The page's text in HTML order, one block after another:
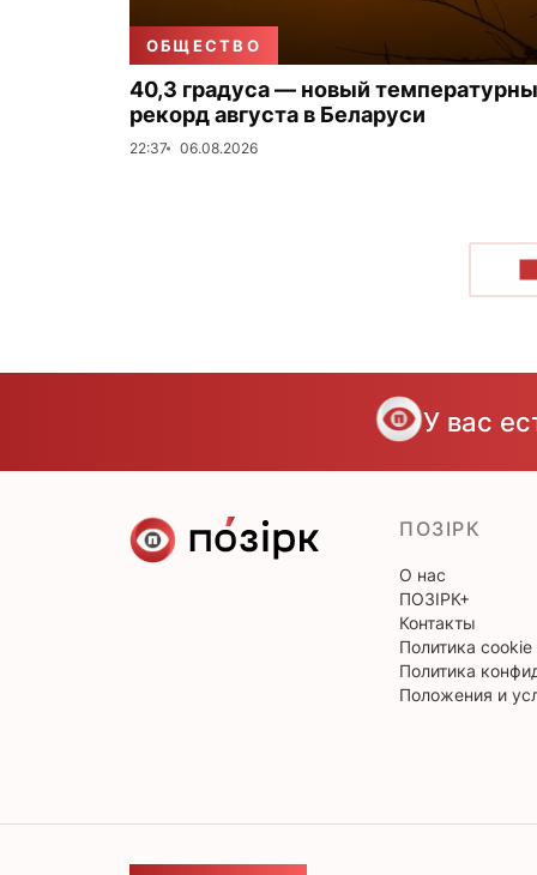
ОБЩЕСТВО
40,3 градуса — новый
рекорд августа в Беларуси
22:37 06.08.2026
У вас
ПОЗІРК
О нас
ПОЗІРК+
Контакты
Политика cookie
Политика
Положения и